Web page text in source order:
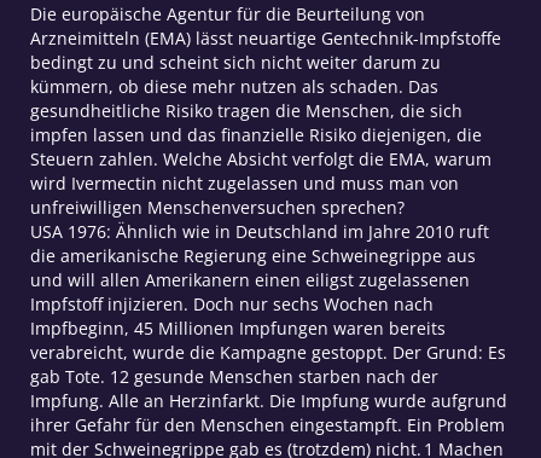
Die europäische Agentur für die Beurteilung von
Arzneimitteln (EMA) lässt neuartige Gentechnik-Impfstoffe
bedingt zu und scheint sich nicht weiter darum zu
kümmern, ob diese mehr nutzen als schaden. Das
gesundheitliche Risiko tragen die Menschen, die sich
impfen lassen und das finanzielle Risiko diejenigen, die
Steuern zahlen. Welche Absicht verfolgt die EMA, warum
wird Ivermectin nicht zugelassen und muss man von
unfreiwilligen Menschenversuchen sprechen?
USA 1976: Ähnlich wie in Deutschland im Jahre 2010 ruft
die amerikanische Regierung eine Schweinegrippe aus
und will allen Amerikanern einen eiligst zugelassenen
Impfstoff injizieren. Doch nur sechs Wochen nach
Impfbeginn, 45 Millionen Impfungen waren bereits
verabreicht, wurde die Kampagne gestoppt. Der Grund: Es
gab Tote. 12 gesunde Menschen starben nach der
Impfung. Alle an Herzinfarkt. Die Impfung wurde aufgrund
ihrer Gefahr für den Menschen eingestampft. Ein Problem
mit der Schweinegrippe gab es (trotzdem) nicht. 1 Machen